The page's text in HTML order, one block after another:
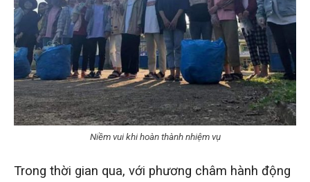
Niềm vui khi hoàn thành nhiệm vụ
Trong thời gian qua, với phương châm hành động